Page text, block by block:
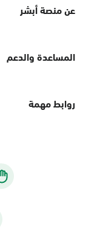
عن منصة أبشر
المساعدة والدعم
روابط مهمة